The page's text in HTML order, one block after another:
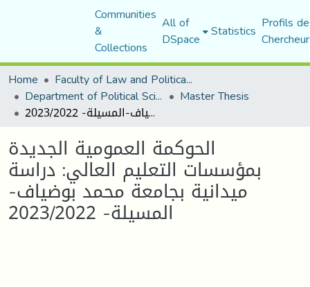
Communities
&
Collections
All of
DSpace Statistics Profils
Home
Faculty of Law and Political Science
Department of Political Sciences Master Thesis
الحوكمة العمومیة الجدیدة بمؤسسات التعلیم العالي: دراسة میدانیة بجامعة محمد بوضیاف-المسیلة- 2023/2022
الحوكمة العمومیة الجدیدة
بمؤسسات التعلیم العالي: دراسة
میدانیة بجامعة محمد بوضیاف-
المسیلة- 2023/2022